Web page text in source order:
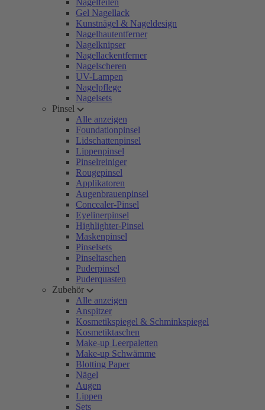
Nagelfeilen
Gel Nagellack
Kunstnägel & Nageldesign
Nagelhautentferner
Nagelknipser
Nagellackentferner
Nagelscheren
UV-Lampen
Nagelpflege
Nagelsets
Pinsel
Alle anzeigen
Foundationpinsel
Lidschattenpinsel
Lippenpinsel
Pinselreiniger
Rougepinsel
Applikatoren
Augenbrauenpinsel
Concealer-Pinsel
Eyelinerpinsel
Highlighter-Pinsel
Maskenpinsel
Pinselsets
Pinseltaschen
Puderpinsel
Puderquasten
Zubehör
Alle anzeigen
Anspitzer
Kosmetikspiegel & Schminkspiegel
Kosmetiktaschen
Make-up Leerpaletten
Make-up Schwämme
Blotting Paper
Nägel
Augen
Lippen
Sets